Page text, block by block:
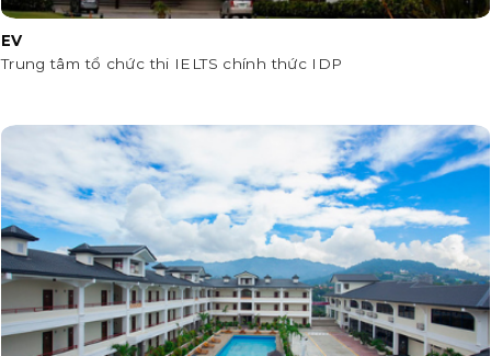
EV
Trung tâm tổ chức thi IELTS chính thức IDP